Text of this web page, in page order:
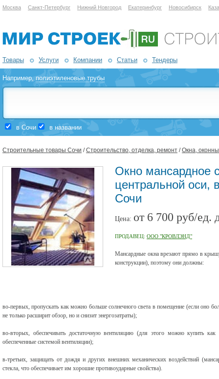
Москва Санкт-Петербург Нижний Новгород Екатеринбург Новосибирск
Товары Услуги Компании Статьи Тендеры
Например,полиэтиленовые трубы
в Сочи в названии
Строительные товары Сочи /Строительство, отделка, ремонт /Окна,
Окно мансардное
центральной оси,
Сочи
Цена: от 6 700 руб/ед.
ПРОДАВЕЦ: ООО "КРОВЛЭНД"
Мансардные окна врезают прямо в
конструкции), поэтому они должны:
во-первых, пропускать как можно больше солнечного света в помещение (если оно
не только расширит обзор, но и снизит энергозатраты);
во-вторых, обеспечивать достаточную вентиляцию (для этого можно купить
обеспеченные системой вентиляции);
в-третьих, защищать от дождя и других внешних механических воздействий
стекла, что обеспечивает им хорошие противоударные свойства).